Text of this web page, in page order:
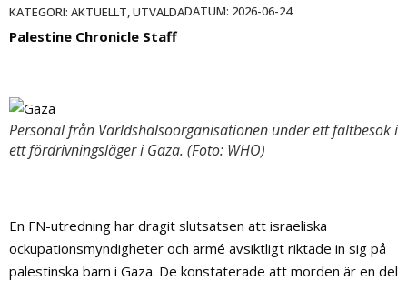
KATEGORI: AKTUELLT,UTVALDADATUM: 2026-06-24
Palestine Chronicle Staff
Personal från Världshälsoorganisationen under ett fältbesök i
ett fördrivningsläger i Gaza. (Foto: WHO)
En FN-utredning har dragit slutsatsen att israeliska
ockupationsmyndigheter och armé avsiktligt riktade in sig på
palestinska barn i Gaza. De konstaterade att morden är en del